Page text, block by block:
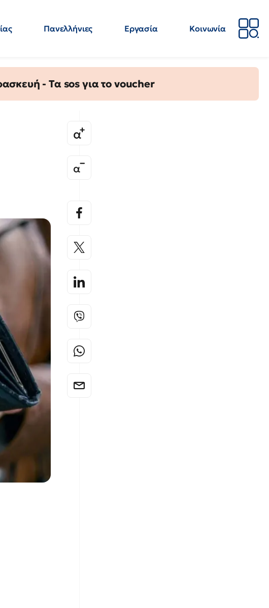
Πανελλήνιες Εργασία
Κοινωνία
- Τα sos για το voucher